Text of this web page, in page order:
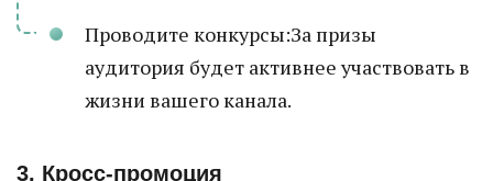
Проводите конкурсы:За призы
аудитория будет активнее участвовать в
жизни вашего канала.
3. Кросс-промоция